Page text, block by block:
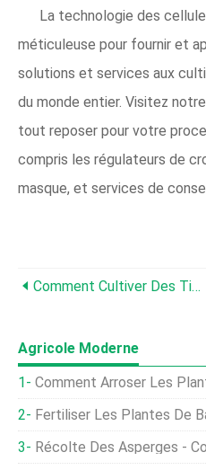
La technologie des
méticuleuse pour fournir et
solutions et services aux
du monde entier. Visitez
tout reposer pour votre
compris les régulateurs de
masque, et services de
Comment Cultiver Des Tissus Anubias ?
Agricole Moderne
Comment Arroser Les Plantes De
Fertiliser Les Plantes De Basilic
Récolte Des Asperges -